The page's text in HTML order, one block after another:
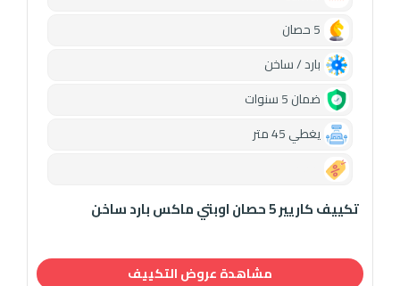
بارد / ساخن
ضمان 5 سنوات
يغطي 45 متر
تكييف كاريير 5 حصان اوبتي ماكس بارد ساخن
مشاهدة عروض التكييف